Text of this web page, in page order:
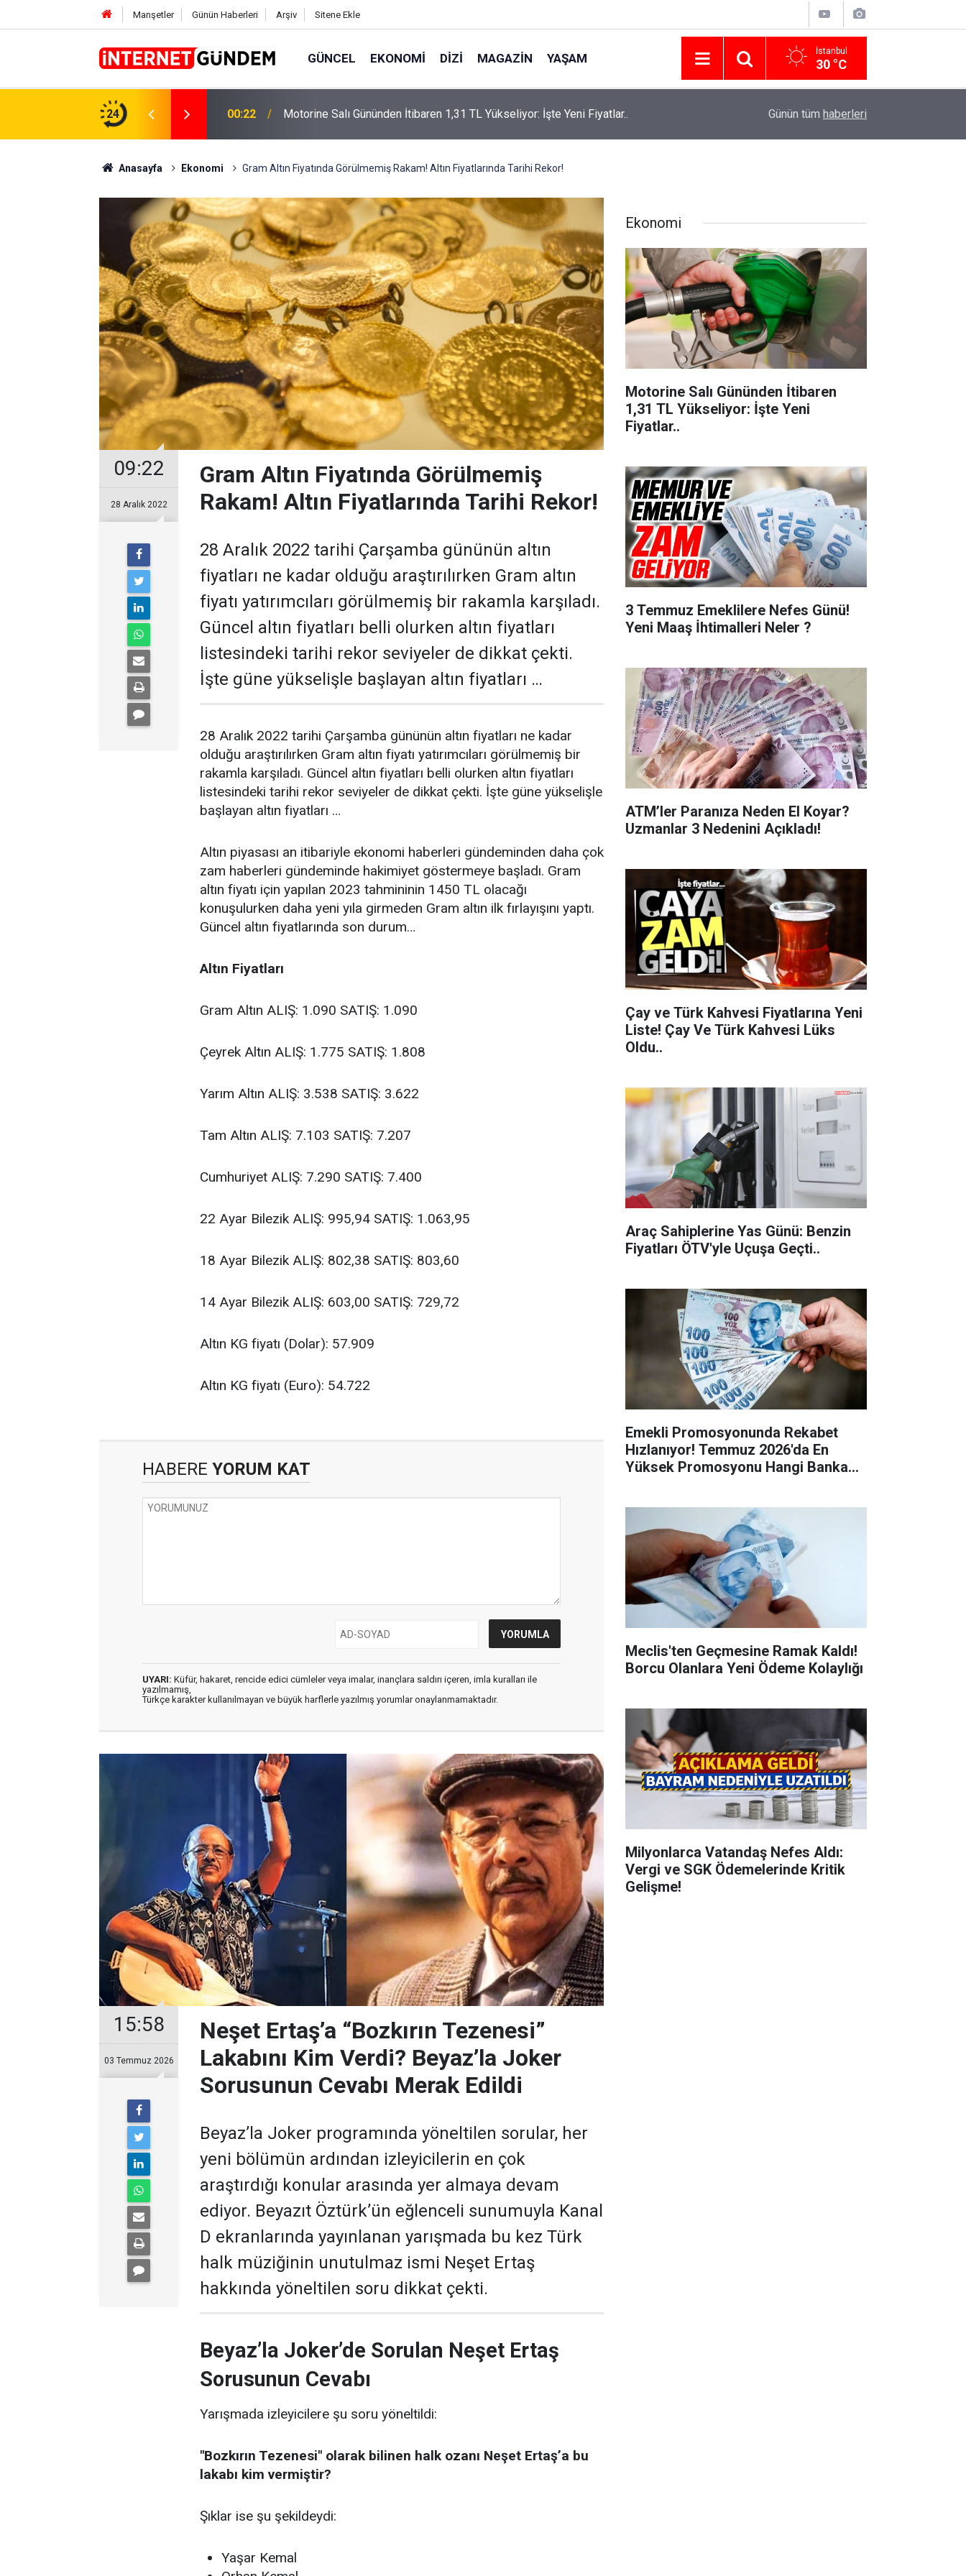
Manşetler Günün Haberleri Arşiv Sitene Ekle
GÜNCEL EKONOMI DIZI MAGAZIN YAŞAM İstanbul
30 °C
24
TL Yükseliyor: İşte Yeni Fiyatlar.. 15:58
Neşet Ertaş’a “Bozkırın Tezenesi” Lakabını Kim Verdi? Beyaz’la Joker
Sorusunun Cevabı Merak Edildi
Günün tüm haberleri
Anasayfa Ekonomi Gram Altın Fiyatında Görülmemiş Rakam! Altın Fiyatlarında Tarihi Rekor!
09:22
28 Aralık 2022
Gram Altın Fiyatında Görülmemiş
Rakam! Altın Fiyatlarında Tarihi Rekor!
28 Aralık 2022 tarihi Çarşamba gününün altın
fiyatları ne kadar olduğu araştırılırken Gram altın
fiyatı yatırımcıları görülmemiş bir rakamla karşıladı.
Güncel altın fiyatları belli olurken altın fiyatları
listesindeki tarihi rekor seviyeler de dikkat çekti.
İşte güne yükselişle başlayan altın fiyatları …
28 Aralık 2022 tarihi Çarşamba gününün altın fiyatları ne kadar
olduğu araştırılırken Gram altın fiyatı yatırımcıları görülmemiş bir
rakamla karşıladı. Güncel altın fiyatları belli olurken altın fiyatları
listesindeki tarihi rekor seviyeler de dikkat çekti. İşte güne yükselişle
başlayan altın fiyatları …
Altın piyasası an itibariyle ekonomi haberleri gündeminden daha çok
zam haberleri gündeminde hakimiyet göstermeye başladı. Gram
altın fiyatı için yapılan 2023 tahmininin 1450 TL olacağı
konuşulurken daha yeni yıla girmeden Gram altın ilk fırlayışını yaptı.
Güncel altın fiyatlarında son durum…
Altın Fiyatları
Gram Altın ALIŞ: 1.090 SATIŞ: 1.090
Çeyrek Altın ALIŞ: 1.775 SATIŞ: 1.808
Yarım Altın ALIŞ: 3.538 SATIŞ: 3.622
Tam Altın ALIŞ: 7.103 SATIŞ: 7.207
Cumhuriyet ALIŞ: 7.290 SATIŞ: 7.400
22 Ayar Bilezik ALIŞ: 995,94 SATIŞ: 1.063,95
18 Ayar Bilezik ALIŞ: 802,38 SATIŞ: 803,60
14 Ayar Bilezik ALIŞ: 603,00 SATIŞ: 729,72
Altın KG fiyatı (Dolar): 57.909
Altın KG fiyatı (Euro): 54.722
HABERE YORUM KAT
UYARI: Küfür, hakaret, rencide edici cümleler veya imalar, inançlara saldırı içeren, imla kuralları ile
yazılmamış,
Türkçe karakter kullanılmayan ve büyük harflerle yazılmış yorumlar onaylanmamaktadır.
15:58
03 Temmuz 2026
Neşet Ertaş’a “Bozkırın Tezenesi”
Lakabını Kim Verdi? Beyaz’la Joker
Sorusunun Cevabı Merak Edildi
Beyaz’la Joker programında yöneltilen sorular, her
yeni bölümün ardından izleyicilerin en çok
araştırdığı konular arasında yer almaya devam
ediyor. Beyazıt Öztürk’ün eğlenceli sunumuyla Kanal
D ekranlarında yayınlanan yarışmada bu kez Türk
halk müziğinin unutulmaz ismi Neşet Ertaş
hakkında yöneltilen soru dikkat çekti.
Beyaz’la Joker’de Sorulan Neşet Ertaş
Sorusunun Cevabı
Yarışmada izleyicilere şu soru yöneltildi:
"Bozkırın Tezenesi" olarak bilinen halk ozanı Neşet Ertaş’a bu
lakabı kim vermiştir?
Şıklar ise şu şekildeydi:
Yaşar Kemal
Ekonomi
Motorine Salı Gününden İtibaren
1,31 TL Yükseliyor: İşte Yeni
Fiyatlar..
3 Temmuz Emeklilere Nefes Günü!
Yeni Maaş İhtimalleri Neler ?
ATM’ler Paranıza Neden El Koyar?
Uzmanlar 3 Nedenini Açıkladı!
Çay ve Türk Kahvesi Fiyatlarına Yeni
Liste! Çay Ve Türk Kahvesi Lüks
Oldu..
Araç Sahiplerine Yas Günü: Benzin
Fiyatları ÖTV'yle Uçuşa Geçti..
Emekli Promosyonunda Rekabet
Hızlanıyor! Temmuz 2026'da En
Yüksek Promosyonu Hangi Banka
Meclis'ten Geçmesine Ramak Kaldı!
Borcu Olanlara Yeni Ödeme Kolaylığı
Milyonlarca Vatandaş Nefes Aldı:
Vergi ve SGK Ödemelerinde Kritik
Gelişme!